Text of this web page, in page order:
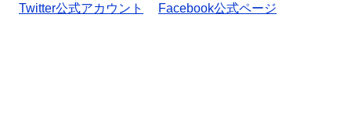
Twitter公式アカウント
Facebook公式ページ